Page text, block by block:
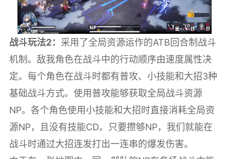
战斗玩法2： 采用了全局资源运作的ATB回合制战斗
机制。敌我角色在战斗中的行动顺序由速度属性决
定。每个角色在战斗时都有普攻、小技能和大招3种
基础战斗方式。使用普攻能够获取全局战斗资源
NP。各个角色使用小技能和大招时直接消耗全局资
源NP，且没有技能CD。只要攒够NP，我们就能在
战斗时通过大招连发打出一连串的爆发伤害。